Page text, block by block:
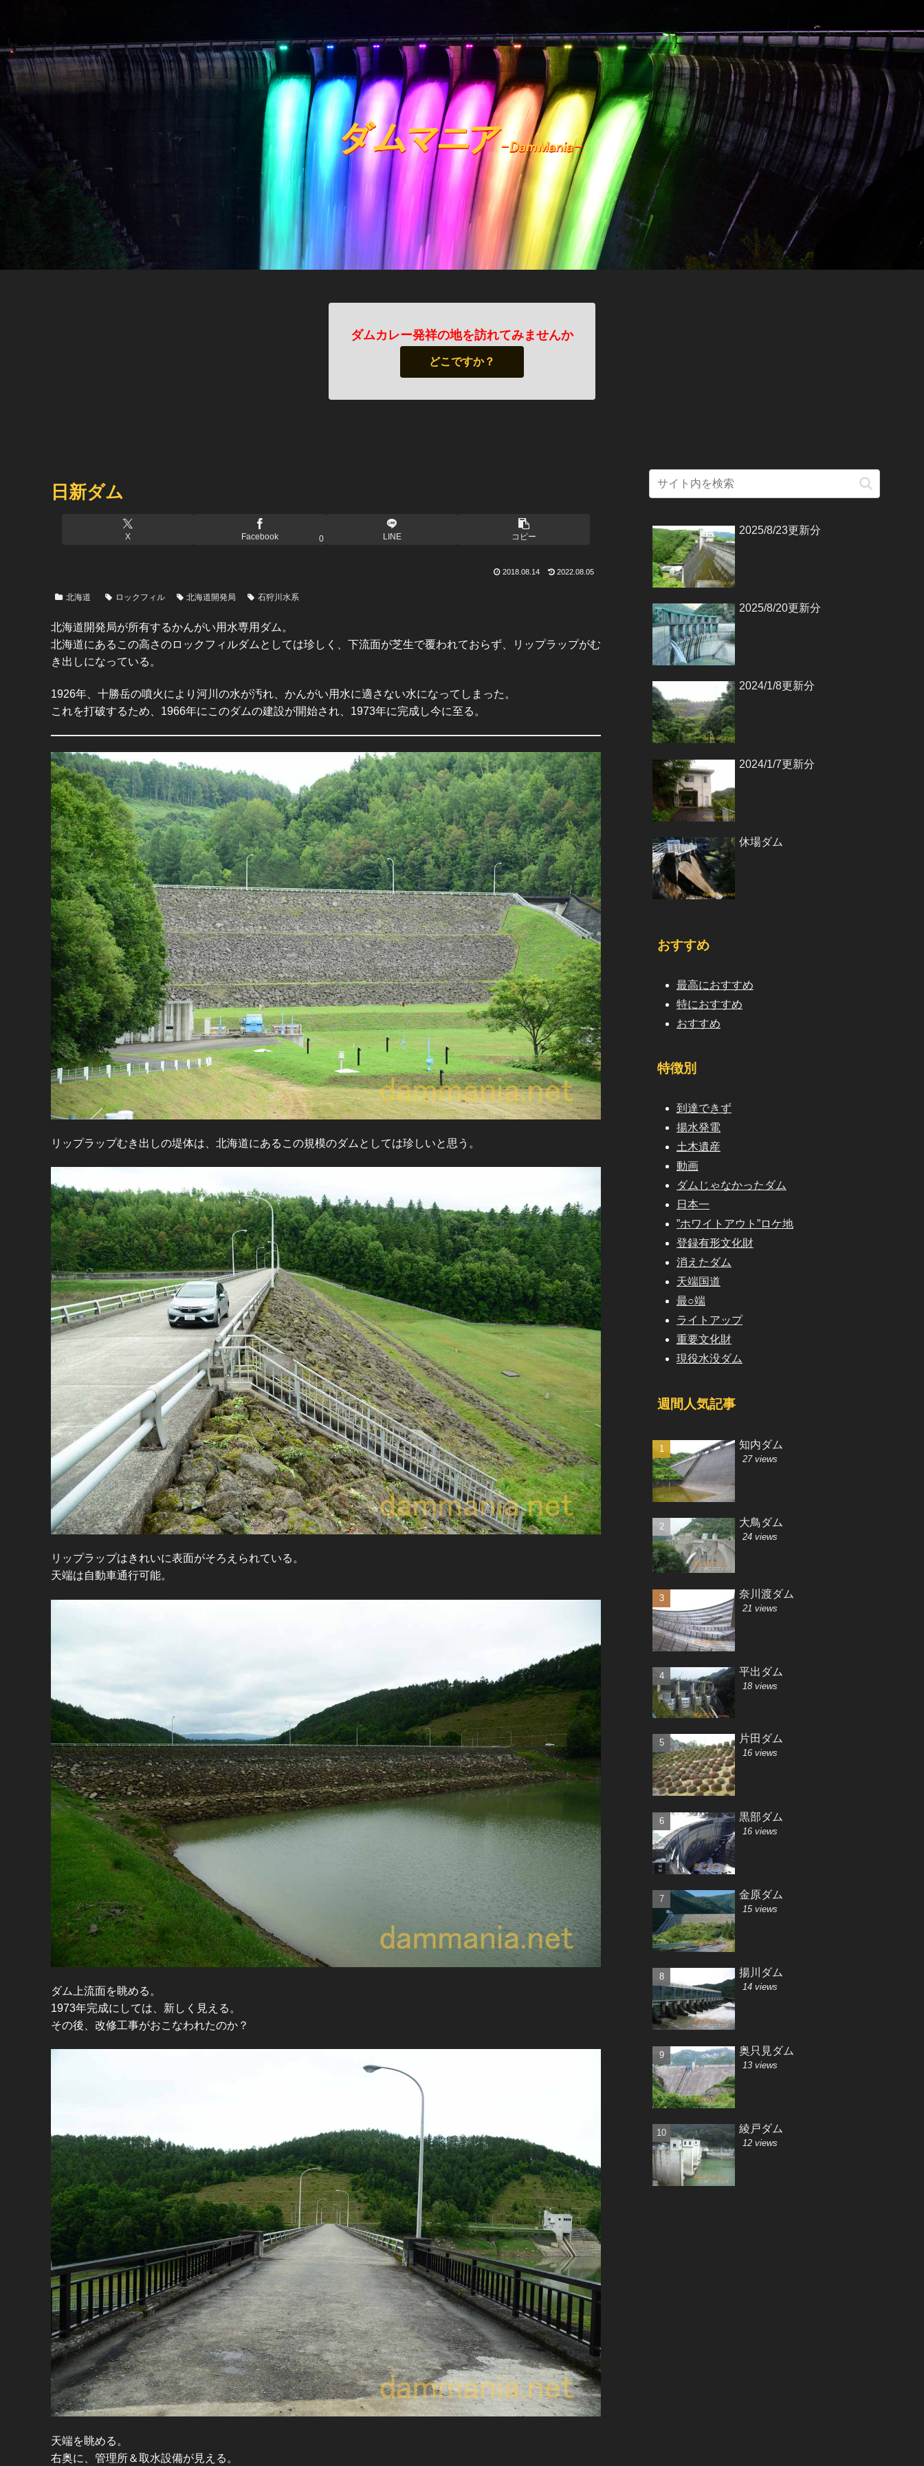
ダムカレー発祥の地を訪れてみませんか
どこですか？
日新ダム
X Facebook 0 LINE コピー
2018.08.14 2022.08.05
北海道 ロックフィル 北海道開発局 石狩川水系
北海道開発局が所有するかんがい用水専用ダム。
北海道にあるこの高さのロックフィルダムとしては珍しく、下流面が芝生で覆われておらず、リップラップがむ
き出しになっている。
1926年、十勝岳の噴火により河川の水が汚れ、かんがい用水に適さない水になってしまった。
これを打破するため、1966年にこのダムの建設が開始され、1973年に完成し今に至る。
リップラップむき出しの堤体は、北海道にあるこの規模のダムとしては珍しいと思う。
リップラップはきれいに表面がそろえられている。
天端は自動車通行可能。
ダム上流面を眺める。
1973年完成にしては、新しく見える。
その後、改修工事がおこなわれたのか？
天端を眺める。
右奥に、管理所＆取水設備が見える。
2025/8/23更新分
2025/8/20更新分
2024/1/8更新分
2024/1/7更新分
休場ダム
おすすめ
最高におすすめ
特におすすめ
おすすめ
特徴別
到達できず
揚水発電
土木遺産
動画
ダムじゃなかったダム
日本一
”ホワイトアウト”ロケ地
登録有形文化財
消えたダム
天端国道
最○端
ライトアップ
重要文化財
現役水没ダム
週間人気記事
知内ダム
27 views
大鳥ダム
24 views
奈川渡ダム
21 views
平出ダム
18 views
片田ダム
16 views
黒部ダム
16 views
金原ダム
15 views
揚川ダム
14 views
奥只見ダム
13 views
綾戸ダム
12 views